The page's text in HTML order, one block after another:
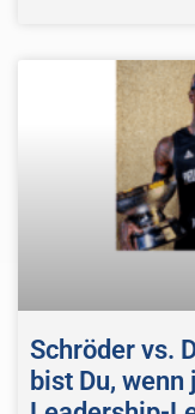
Schröder vs.
bist Du,